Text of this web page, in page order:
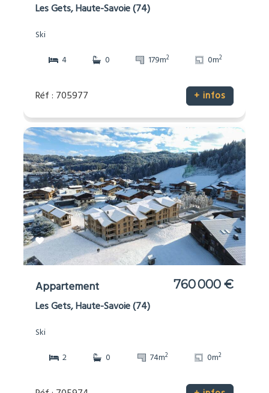
Les Gets, Haute-Savoie (74)
Ski
4
0 179m2 0m2
Réf : 705977 + infos
Appartement 760 000 €
Les Gets, Haute-Savoie (74)
Ski
2
0 74m2 0m2